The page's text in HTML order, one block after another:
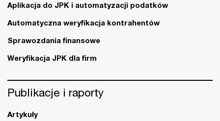
Aplikacja do JPK i automatyzacji podatków
Automatyczna weryfikacja kontrahentów
Sprawozdania finansowe
Weryfikacja JPK dla firm
Publikacje i raporty
Artykuły